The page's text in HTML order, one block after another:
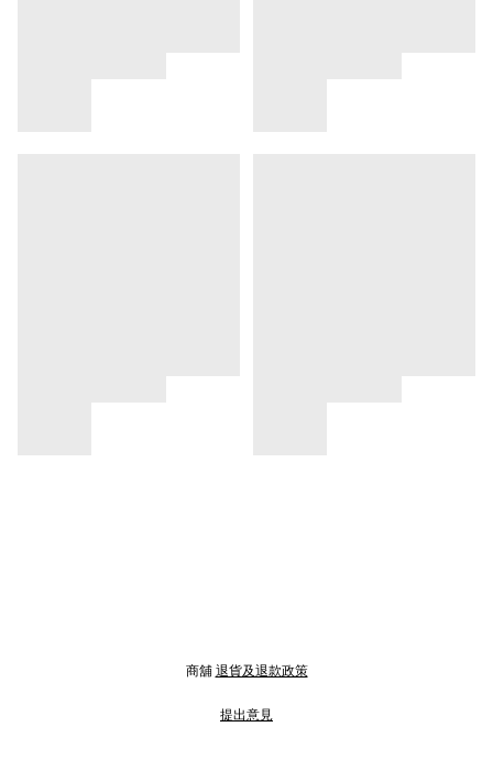
商舖 退貨及退款政策
提出意見